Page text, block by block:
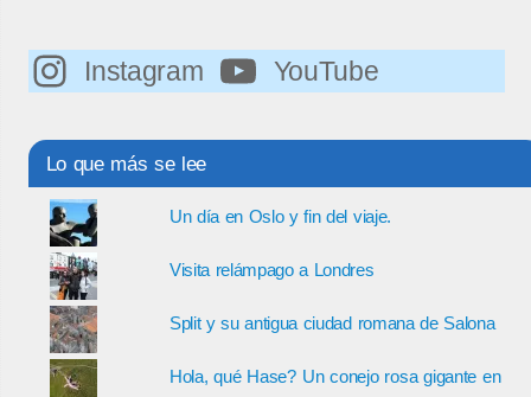
Instagram YouTube
Lo que más se lee
Un día en Oslo y fin del viaje.
Visita relámpago a Londres
Split y su antigua ciudad romana de Salona
Hola, qué Hase? Un conejo rosa gigante en